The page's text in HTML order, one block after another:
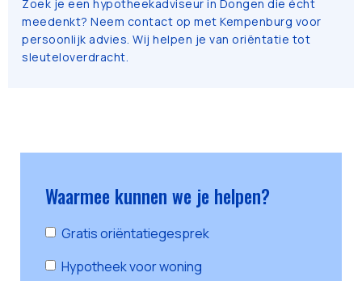
Zoek je een hypotheekadviseur in Dongen die écht
meedenkt? Neem contact op met Kempenburg voor
persoonlijk advies. Wij helpen je van oriëntatie tot
sleuteloverdracht.
Waarmee kunnen we je helpen?
Gratis oriëntatiegesprek
Hypotheek voor woning